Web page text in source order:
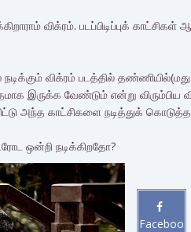
விக்ரம். படப்பிடிப்புக்
விக்ரம் படத்தில்
இருக்க வேண்டும் என்று விரும்பிய
அந்த காட்சிகளை நடித்துக்
ஒன்றி நடிக்கிறதோ?
Faceboo